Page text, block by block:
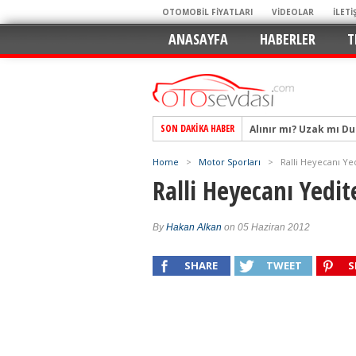
OTOMOBİL FİYATLARI VİDEOLAR
ANASAYFA HABERLER
SON DAKIKA HABER
Alınır mı? Uzak mı
Alpine A290 GTS:
Mercedes-Benz
Keskin Hatlar, GR
Geleceğin Kompakt
Pazarın Lideri,
Hem Şehirli Hem
TURKA’nın Dev Ağı
Home > Motor Sporları > Ralli Heyecanı
Ralli Heyecanı
ByHakan Alkan on 05 Haziran 2012
SHARE TWEET